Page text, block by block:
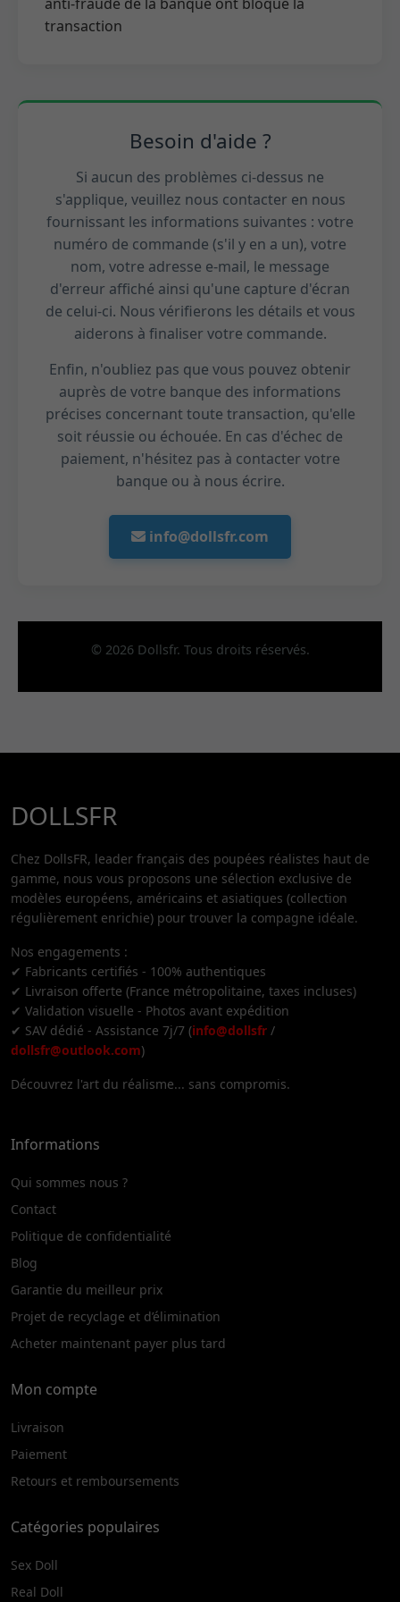
transaction
Besoin d'aide ?
Si aucun des problèmes ci-dessus ne
s'applique, veuillez nous contacter en nous
fournissant les informations suivantes : votre
numéro de commande (s'il y en a un), votre
nom, votre adresse e-mail, le message
d'erreur affiché ainsi qu'une capture d'écran
de celui-ci. Nous vérifierons les détails et vous
aiderons à finaliser votre commande.
Enfin, n'oubliez pas que vous pouvez obtenir
auprès de votre banque des informations
précises concernant toute transaction, qu'elle
soit réussie ou échouée. En cas d'échec de
paiement, n'hésitez pas à contacter votre
banque ou à nous écrire.
info@dollsfr.com
© 2026 Dollsfr. Tous droits réservés.
DOLLSFR
Chez DollsFR, leader français des poupées réalistes haut de
gamme, nous vous proposons une sélection exclusive de
modèles européens, américains et asiatiques (collection
régulièrement enrichie) pour trouver la compagne idéale.
Nos engagements :
✔ Fabricants certifiés - 100% authentiques
✔ Livraison offerte (France métropolitaine, taxes incluses)
✔ Validation visuelle - Photos avant expédition
✔ SAV dédié - Assistance 7j/7 (info@dollsfr /
dollsfr@outlook.com)
Découvrez l'art du réalisme... sans compromis.
Informations
Qui sommes nous ?
Contact
Politique de confidentialité
Blog
Garantie du meilleur prix
Projet de recyclage et d’élimination
Acheter maintenant payer plus tard
Mon compte
Livraison
Paiement
Retours et remboursements
Catégories populaires
Sex Doll
Real Doll